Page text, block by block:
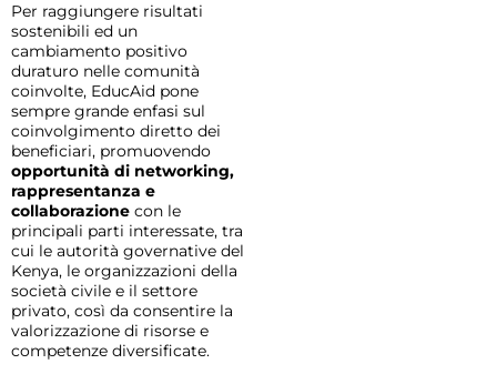
Per raggiungere risultati
sostenibili ed un
cambiamento positivo
duraturo nelle comunità
coinvolte, EducAid pone
sempre grande enfasi sul
coinvolgimento diretto dei
beneficiari, promuovendo
opportunità di networking,
rappresentanza e
collaborazione con le
principali parti interessate, tra
cui le autorità governative del
Kenya, le organizzazioni della
società civile e il settore
privato, così da consentire la
valorizzazione di risorse e
competenze diversificate.